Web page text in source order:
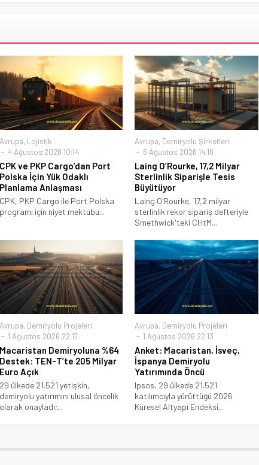
Avrupa, Lojistik
4 Ağustos 2026 10:14
CPK ve PKP Cargo’dan Port
Polska İçin Yük Odaklı
Planlama Anlaşması
CPK, PKP Cargo ile Port Polska
programı için niyet mektubu...
Avrupa, Demiryolu Şirketleri
6 Ağustos 2026 14:16
Laing O’Rourke, 17,2 Milyar
Sterlinlik Siparişle Tesis
Büyütüyor
Laing O'Rourke, 17,2 milyar
sterlinlik rekor sipariş defteriyle
Smethwick'teki CHtM...
Avrupa, Demiryolu Projeleri
1 Ağustos 2026 22:17
Macaristan Demiryoluna %64
Destek: TEN-T’te 205 Milyar
Euro Açık
29 ülkede 21.521 yetişkin,
demiryolu yatırımını ulusal öncelik
olarak onayladı;...
Avrupa, Demiryolu Projeleri
1 Ağustos 2026 22:13
Anket: Macaristan, İsveç,
İspanya Demiryolu
Yatırımında Öncü
Ipsos, 29 ülkede 21.521
katılımcıyla yürüttüğü 2026
Küresel Altyapı Endeksi...